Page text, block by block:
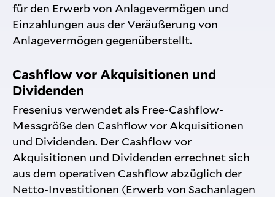
für den Erwerb von Anlagevermögen und
Einzahlungen aus der Veräußerung von
Anlagevermögen gegenüberstellt.
Cashflow vor Akquisitionen und
Dividenden
Fresenius verwendet als Free-Cashflow-
Messgröße den Cashflow vor Akquisitionen
und Dividenden. Der Cashflow vor
Akquisitionen und Dividenden errechnet sich
aus dem operativen Cashflow abzüglich der
Netto-Investitionen (Erwerb von Sachanlagen